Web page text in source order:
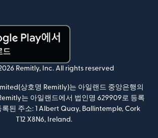
Remitly, Inc. All rights reserved
상호명 Remitly)는 아일랜드 중앙은행의
는 아일랜드에서 법인명 629909로 등록
록된 주소: 1 Albert Quay, Ballintemple, Cork
T12 X8N6, Ireland.